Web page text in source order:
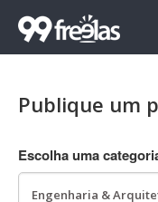
Publique um
Escolha uma